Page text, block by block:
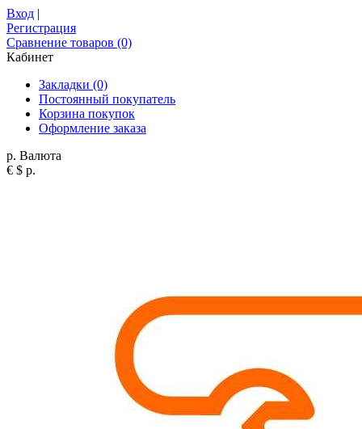
Вход |
Регистрация
Сравнение товаров (0)
Кабинет
Закладки (0)
Постоянный покупатель
Корзина покупок
Оформление заказа
р. Валюта
€ $ р.